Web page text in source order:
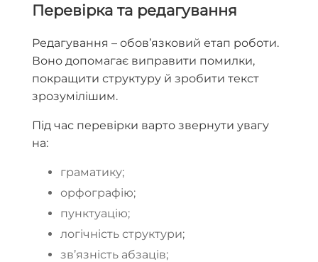
Перевірка та редагування
Редагування – обов’язковий етап роботи.
Воно допомагає виправити помилки,
покращити структуру й зробити текст
зрозумілішим.
Під час перевірки варто звернути увагу
на:
граматику;
орфографію;
пунктуацію;
логічність структури;
зв’язність абзаців;